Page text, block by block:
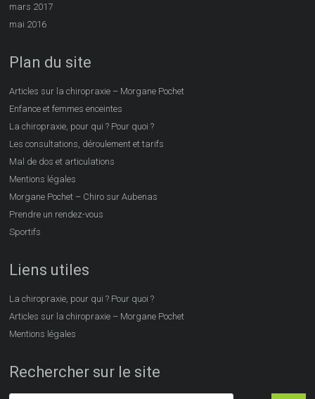
mars 2017
mai 2016
Plan du site
Articles sur la chiropraxie – Morgane Pochet
Enfance et femmes enceintes
La chiropraxie, pour qui ? Pour quoi ?
Les consultations, déroulement et tarifs
Mal de dos et articulations
Mentions légales
Morgane Pochet – Chiro sur Aubenas
Prendre un rendez-vous
Sportifs
Liens utiles
La chiropraxie, pour qui ? Pour quoi ?
Articles sur la chiropraxie – Morgane Pochet
Mentions légales
Rechercher sur le site